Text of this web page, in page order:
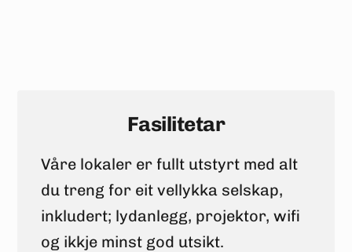
Fasilitetar
Våre lokaler er fullt utstyrt med alt
du treng for eit vellykka selskap,
inkludert; lydanlegg, projektor, wifi
og ikkje minst god utsikt.